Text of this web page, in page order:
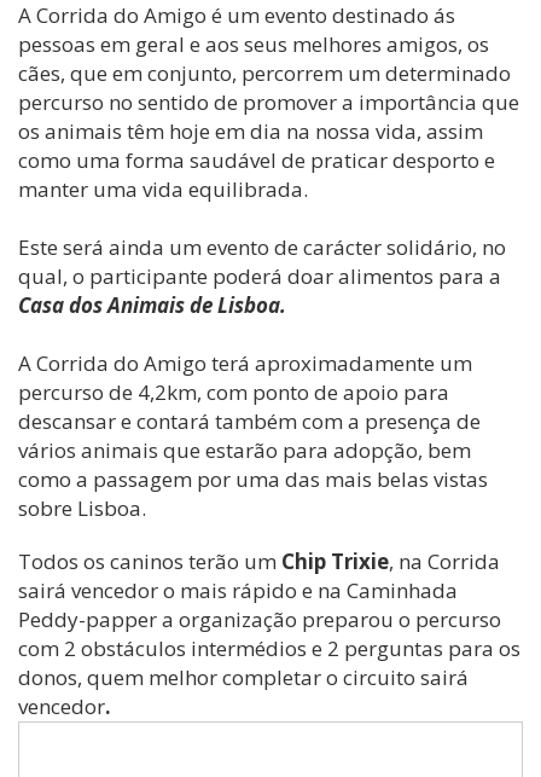
A Corrida do Amigo é um evento destinado ás
pessoas em geral e aos seus melhores amigos, os
cães, que em conjunto, percorrem um determinado
percurso no sentido de promover a importância que
os animais têm hoje em dia na nossa vida, assim
como uma forma saudável de praticar desporto e
manter uma vida equilibrada.
Este será ainda um evento de carácter solidário, no
qual, o participante poderá doar alimentos para a
Casa dos Animais de Lisboa.
A Corrida do Amigo terá aproximadamente um
percurso de 4,2km, com ponto de apoio para
descansar e contará também com a presença de
vários animais que estarão para adopção, bem
como a passagem por uma das mais belas vistas
sobre Lisboa.
Todos os caninos terão um Chip Trixie, na Corrida
sairá vencedor o mais rápido e na Caminhada
Peddy-papper a organização preparou o percurso
com 2 obstáculos intermédios e 2 perguntas para os
donos, quem melhor completar o circuito sairá
vencedor.